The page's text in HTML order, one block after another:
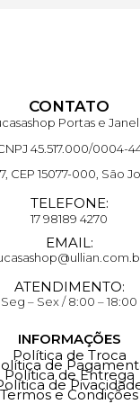
CONTATO
Portas e
45.517.000/0004-
CEP 15077-000, São
TELEFONE:
17 98189 4270
EMAIL:
ATENDIMENTO:
Seg – Sex / 8:00 – 18:00
INFORMAÇÕES
Política de Troca
de
Política de Entrega
de
Termos e Condições